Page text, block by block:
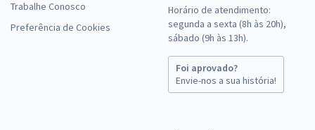
Trabalhe Conosco
Preferência de Cookies
Horário de atendimento:
segunda a sexta (8h às 20h),
sábado (9h às 13h).
Foi aprovado?
Envie-nos a sua história!